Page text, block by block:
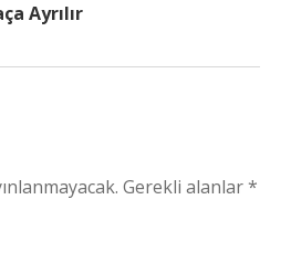
Ayrılır
Gerekli alanlar*